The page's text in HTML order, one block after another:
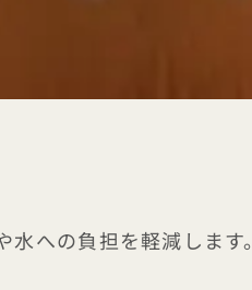
への負担を軽減します。